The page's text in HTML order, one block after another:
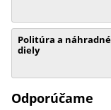
Politúra a náhradné
diely
Odporúčame